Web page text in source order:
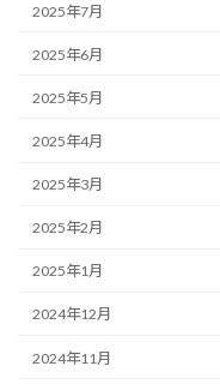
2025年7月
2025年6月
2025年5月
2025年4月
2025年3月
2025年2月
2025年1月
2024年12月
2024年11月